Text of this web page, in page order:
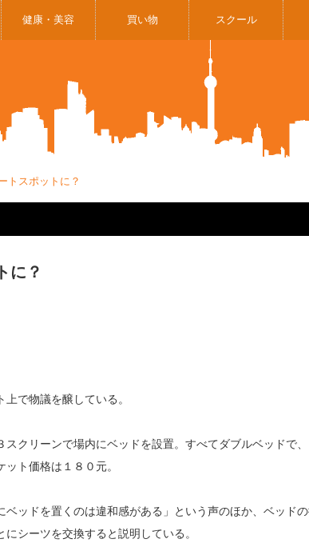
健康・美容 買い物 スクール
トスポットに？
に？
で物議を醸している。
クリーンで場内にベッドを設置。すべてダブルベッドで、
ト価格は１８０元。
ッドを置くのは違和感がある」という声のほか、ベッド
シーツを交換すると説明している。